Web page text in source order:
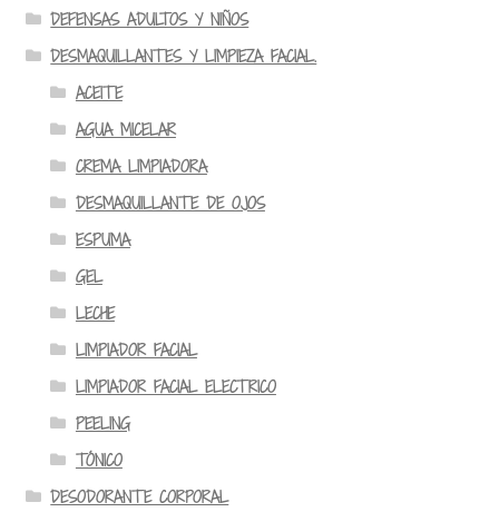
DEFENSAS ADULTOS Y NIÑOS
DESMAQUILLANTES Y LIMPIEZA FACIAL.
ACEITE
AGUA MICELAR
CREMA LIMPIADORA
DESMAQUILLANTE DE OJOS
ESPUMA
GEL
LECHE
LIMPIADOR FACIAL
LIMPIADOR FACIAL ELECTRICO
PEELING
TÓNICO
DESODORANTE CORPORAL